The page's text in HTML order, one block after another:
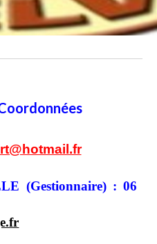
(Gestionnaire) : 06